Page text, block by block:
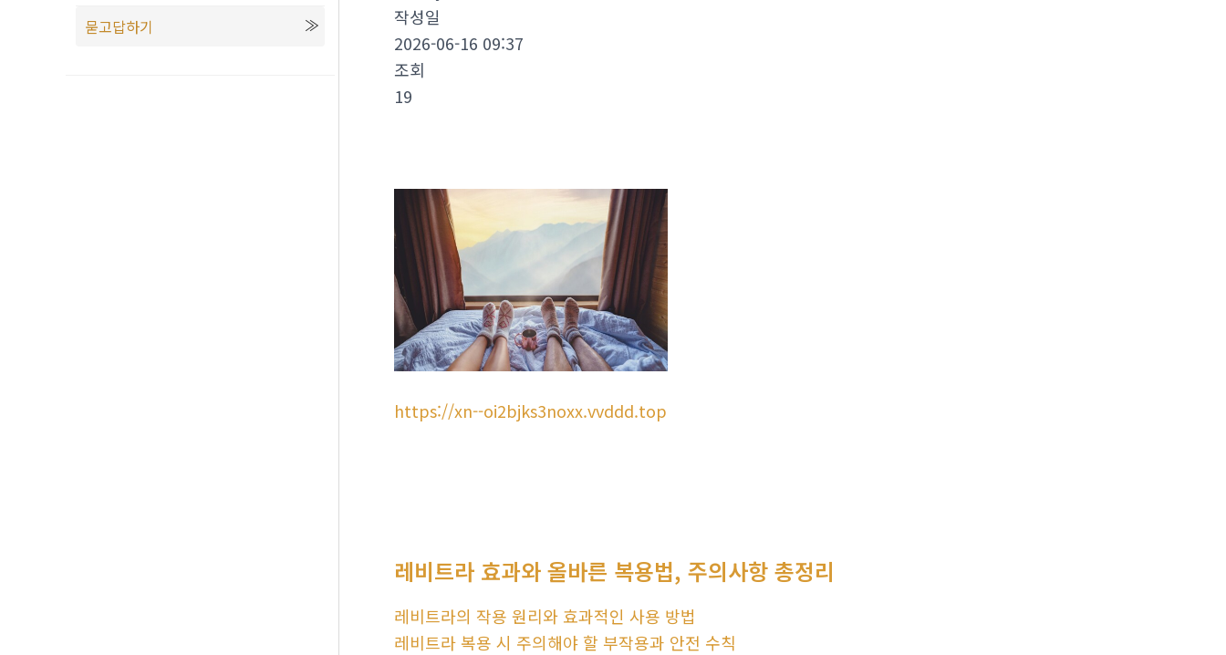
묻고답하기
작성일
2026-06-16 09:37
조회
19
https://xn--oi2bjks3noxx.vvddd.top
레비트라 효과와 올바른 복용법, 주의사항 총정리
레비트라의 작용 원리와 효과적인 사용 방법
레비트라 복용 시 주의해야 할 부작용과 안전 수칙